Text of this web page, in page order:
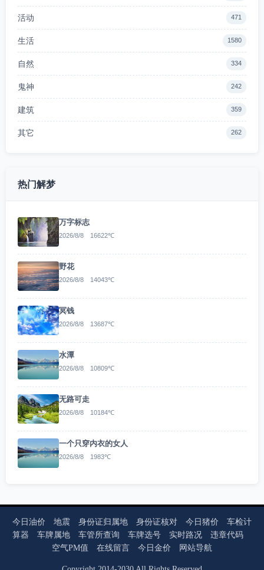
活动 471
生活 1580
自然 334
鬼神 242
建筑 359
其它 262
热门解梦
万字标志
2026/8/8 16622℃
野花
2026/8/8 14043℃
冥钱
2026/8/8 13687℃
水潭
2026/8/8 10809℃
无路可走
2026/8/8 10184℃
一个只穿内衣的女人
2026/8/8 1983℃
今日油价 地震 身份证归属地 身份证核对 今日猪价
车检计
算器
车牌属地 车管所查询 车牌选号 实时路况
违章代码
空气PM值
在线留言 今日金价 网站导航